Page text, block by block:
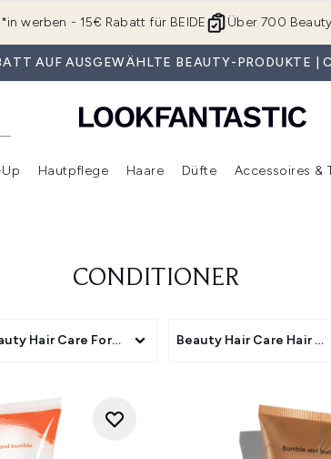
Zum Hauptinhalt springen
Über 700
werben - 15€ Rabatt für BEIDE
AUF AUSGEWÄHLTE BEAUTY-PRODUKTE |
Untermenü Anmelden (Marken) Untermenü Anmelden (Beauty Box) Untermenü Anmelden (Make-Up)
Hautpflege
Untermenü Anmelden
Haare Düfte Accessoires &
CONDITIONER
Hair Care Format Beauty Hair Care Hair